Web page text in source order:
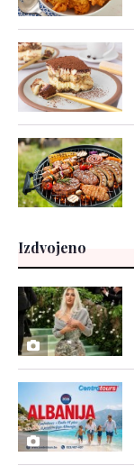
Izdvojeno